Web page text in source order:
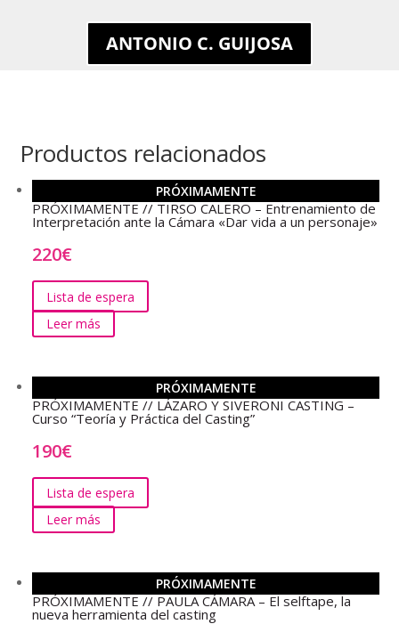
ANTONIO C. GUIJOSA
Productos relacionados
PRÓXIMAMENTE
PRÓXIMAMENTE // TIRSO CALERO – Entrenamiento de
Interpretación ante la Cámara «Dar vida a un personaje»
220€
Lista de espera
Leer más
PRÓXIMAMENTE
PRÓXIMAMENTE // LÁZARO Y SIVERONI CASTING –
Curso “Teoría y Práctica del Casting”
190€
Lista de espera
Leer más
PRÓXIMAMENTE
PRÓXIMAMENTE // PAULA CÁMARA – El selftape, la
nueva herramienta del casting